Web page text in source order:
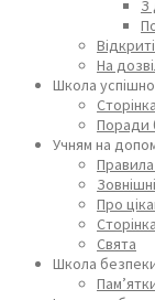
З
На
Школа
Поради
Учням на
Правила
Про
Свята
Школа